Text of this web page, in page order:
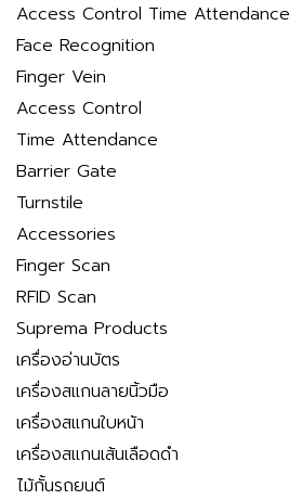
Access Control Time Attendance
Face Recognition
Finger Vein
Access Control
Time Attendance
Barrier Gate
Turnstile
Accessories
Finger Scan
RFID Scan
Suprema Products
เครื่องอ่านบัตร
เครื่องสแกนลายนิ้วมือ
เครื่องสแกนใบหน้า
เครื่องสแกนเส้นเลือดดำ
ไม้กั้นรถยนต์